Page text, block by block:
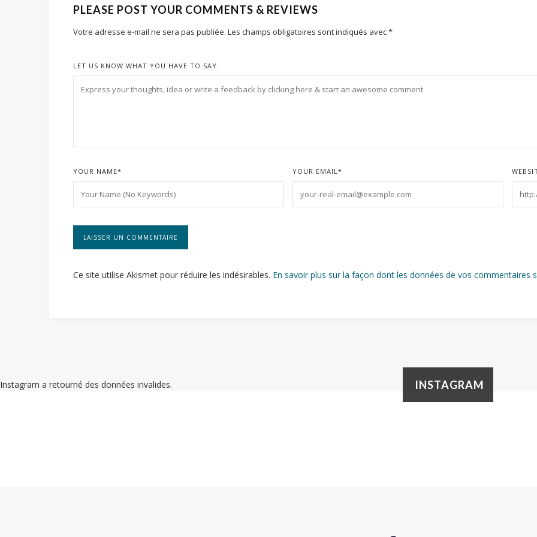
PLEASE POST YOUR COMMENTS & REVIEWS
Votre adresse e-mail ne sera pas publiée. Les champs obligatoires sont indiqués avec*
LET US KNOW WHAT YOU HAVE TO SAY:
YOUR NAME* YOUR EMAIL*
Ce site utilise Akismet pour réduire les indésirables. En savoir plus sur la façon dont les données de vos commentaires
INSTAGRAM
Instagram a retourné des données invalides.